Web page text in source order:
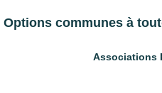
Options communes à
Associations